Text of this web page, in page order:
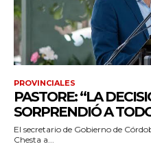
PROVINCIALES
PASTORE: “LA
SORPRENDIÓ A
El secretario de Gobierno de
Chesta a...